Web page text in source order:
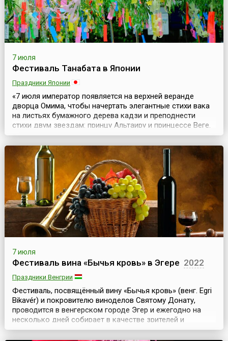
7 июля
Фестиваль Танабата в Японии
Праздники Японии
«7 июля император появляется на верхней веранде
дворца Омима, чтобы начертать элегантные стихи вака
на листьях бумажного дерева кадзи и преподнести
стихи двум звездам: принцу Альтаиру и принцессе Веге.
Согласно легенде влюбленные звезды могли
встретиться, перейдя Млечный Путь, только раз в году
— в эту июльскую ночь.Для церемонии «Звездного
фестиваля» перед императором на специальной
церемониа...
7 июля
Фестиваль вина «Бычья кровь» в Эгере 2022
Праздники Венгрии
Фестиваль, посвящённый вину «Бычья кровь» (венг. Egri
Bikavér) и покровителю виноделов Святому Донату,
проводится в венгерском городе Эгер и ежегодно на
несколько дней собирает в качестве зрителей и
участников не одну сотню тысяч туристов.По одной из
легенд, название знаменитого венгерского красного